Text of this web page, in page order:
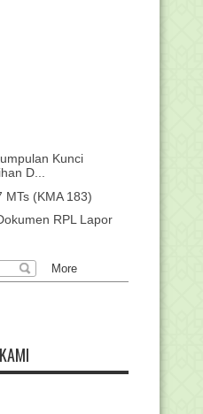
Kunci
D...
MTs (KMA 183)
RPL Lapor
Ke-NU-an K-
MA
Kemenag 2025
PPG Dalam